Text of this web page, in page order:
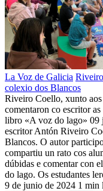
La Voz de Galicia
colexio dos Blancos
Riveiro Coello, xunto
comentaron co escritor
libro «A voz do lago» 09
escritor Antón Riveiro
Blancos. O autor
compartiu un rato cos
dúbidas e comentar con
do lago. Os estudantes
9 de junio de 2024 1 min